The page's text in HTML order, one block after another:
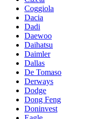
Coggiola
Dacia
Dadi
Daewoo
Daihatsu
Daimler
Dallas
De Tomaso
Derways
Dodge
Dong Feng
Doninvest